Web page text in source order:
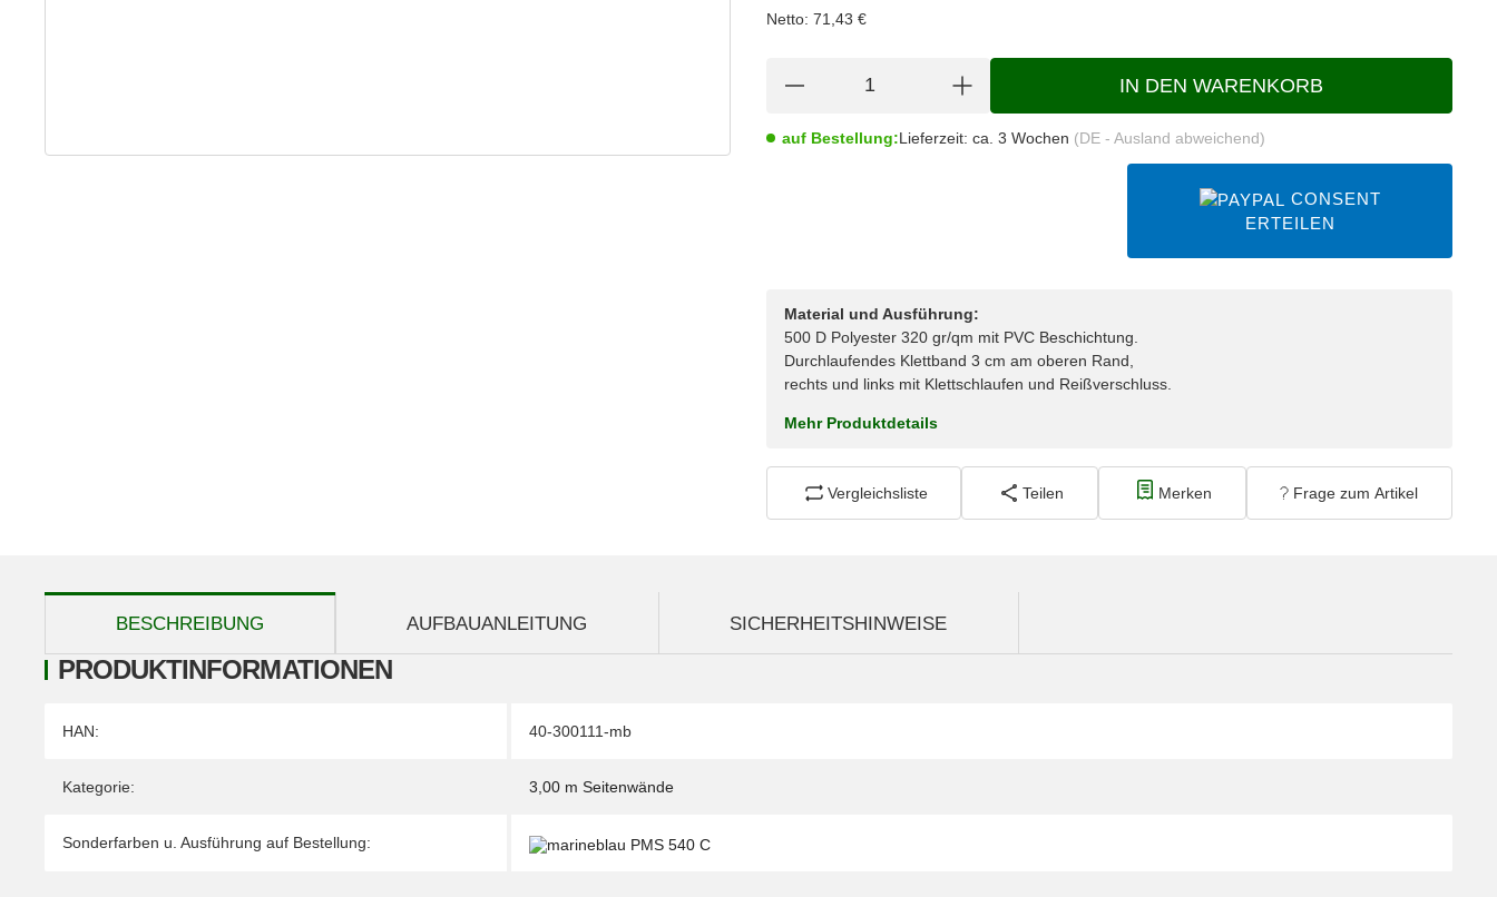
Netto: 71,43 €
IN DEN WARENKORB
auf Bestellung:Lieferzeit: ca. 3 Wochen (DE - Ausland abweichend)
CONSENT
ERTEILEN
Material und Ausführung:
500 D Polyester 320 gr/qm mit PVC Beschichtung.
Durchlaufendes Klettband 3 cm am oberen Rand,
rechts und links mit Klettschlaufen und Reißverschluss.
Mehr Produktdetails
Vergleichsliste Teilen Merken Frage zum Artikel
BESCHREIBUNG AUFBAUANLEITUNG SICHERHEITSHINWEISE
PRODUKTINFORMATIONEN
Produkteigenschaft
Wert
HAN: 40-300111-mb
Kategorie: 3,00 m Seitenwände
Sonderfarben u. Ausführung auf Bestellung: